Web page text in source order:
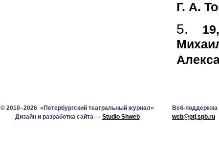
Г. А.
© 2010–2026 «Петербургский театральный журнал»
Дизайн и разработка сайта — Studio Shweb
Веб-поддержка
web@ptj.spb.ru